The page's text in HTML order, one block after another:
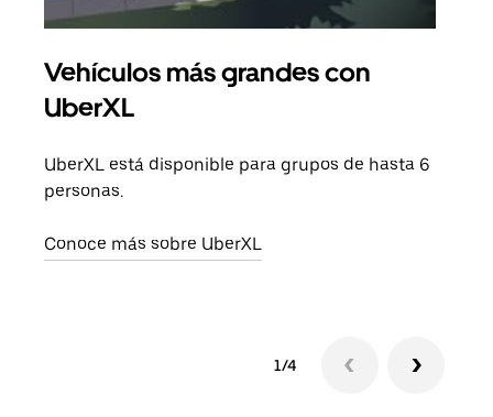
Vehículos más grandes con
UberXL
UberXL está disponible para grupos de hasta 6
personas.
Conoce más sobre UberXL
1/4